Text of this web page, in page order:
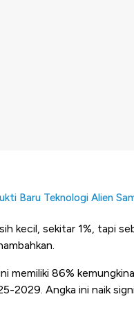
Baru Teknologi Alien
kecil, sekitar 1%, tapi
memiliki 86%
2029. Angka ini naik